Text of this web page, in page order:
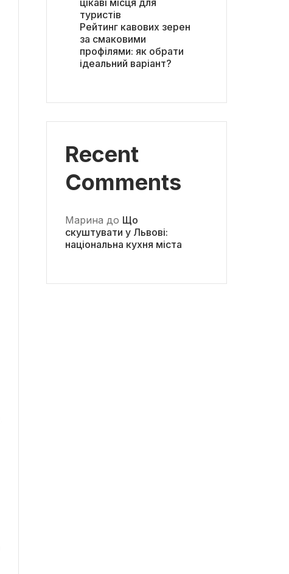
туристів
Рейтинг кавових зерен
за смаковими
профілями: як обрати
ідеальний варіант?
Recent
Comments
Марина до Що
скуштувати у Львові:
національна кухня міста